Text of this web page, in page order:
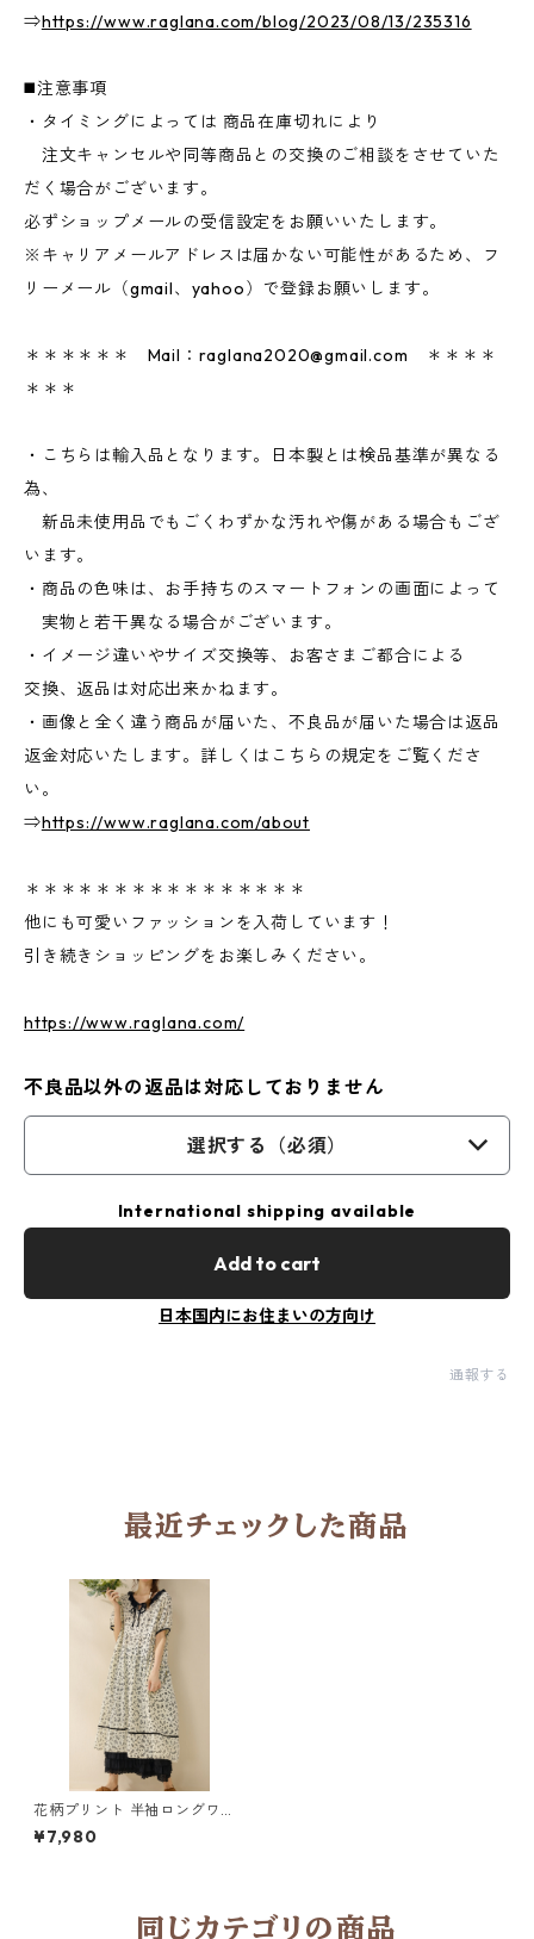
⇒https://www.raglana.com/blog/2023/08/13/235316
◼️注意事項
・タイミングによっては 商品在庫切れにより
注文キャンセルや同等商品との交換のご相談をさせていた
だく場合がございます。
必ずショップメールの受信設定をお願いいたします。
※キャリアメールアドレスは届かない可能性があるため、フ
リーメール（gmail、yahoo）で登録お願いします。
＊＊＊＊＊＊ Mail： raglana2020@gmail.com ＊＊＊＊
＊＊＊
・こちらは輸入品となります。日本製とは検品基準が異なる
為、
新品未使用品でもごくわずかな汚れや傷がある場合もござ
います。
・商品の色味は、お手持ちのスマートフォンの画面によって
実物と若干異なる場合がございます。
・イメージ違いやサイズ交換等、お客さまご都合による
交換、返品は対応出来かねます。
・画像と全く違う商品が届いた、不良品が届いた場合は返品
返金対応いたします。詳しくはこちらの規定をご覧くださ
い。
⇒https://www.raglana.com/about
＊＊＊＊＊＊＊＊＊＊＊＊＊＊＊＊
他にも可愛いファッションを入荷しています！
引き続きショッピングをお楽しみください。
https://www.raglana.com/
不良品以外の返品は対応しておりません
選択する（必須）
International shipping available
Add to cart
日本国内にお住まいの方向け
通報する
最近チェックした商品
花柄プリント 半袖ロングワン
ピース H 2col 260042
¥7,980
同じカテゴリの商品